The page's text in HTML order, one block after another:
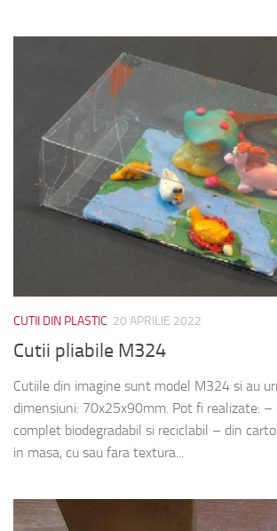
CUTII DIN PLASTIC 20 APRILIE 2022
Cutii pliabile M324
Cutiile din imagine sunt model M324 si au
dimensiuni: 70x25x90mm. Pot fi realizate:
complet biodegradabil si reciclabil – din
in masa, cu sau fara textura...